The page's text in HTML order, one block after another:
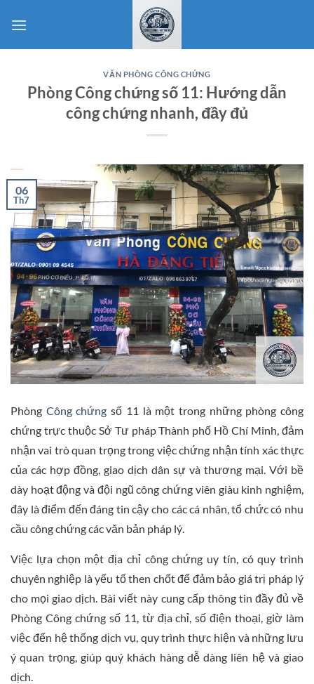
qua
VĂN PHÒNG CÔNG CHỨNG
Phòng Công chứng số 11: Hướng dẫn
công chứng nhanh, đầy đủ
06
Th7
Phòng Công chứng số 11 là một trong những phòng công
chứng trực thuộc Sở Tư pháp Thành phố Hồ Chí Minh, đảm
nhận vai trò quan trọng trong việc chứng nhận tính xác thực
của các hợp đồng, giao dịch dân sự và thương mại. Với bề
dày hoạt động và đội ngũ công chứng viên giàu kinh nghiệm,
đây là điểm đến đáng tin cậy cho các cá nhân, tổ chức có nhu
cầu công chứng các văn bản pháp lý.
Việc lựa chọn một địa chỉ công chứng uy tín, có quy trình
chuyên nghiệp là yếu tố then chốt để đảm bảo giá trị pháp lý
cho mọi giao dịch. Bài viết này cung cấp thông tin đầy đủ về
Phòng Công chứng số 11, từ địa chỉ, số điện thoại, giờ làm
việc đến hệ thống dịch vụ, quy trình thực hiện và những lưu
ý quan trọng, giúp quý khách hàng dễ dàng liên hệ và giao
dịch.